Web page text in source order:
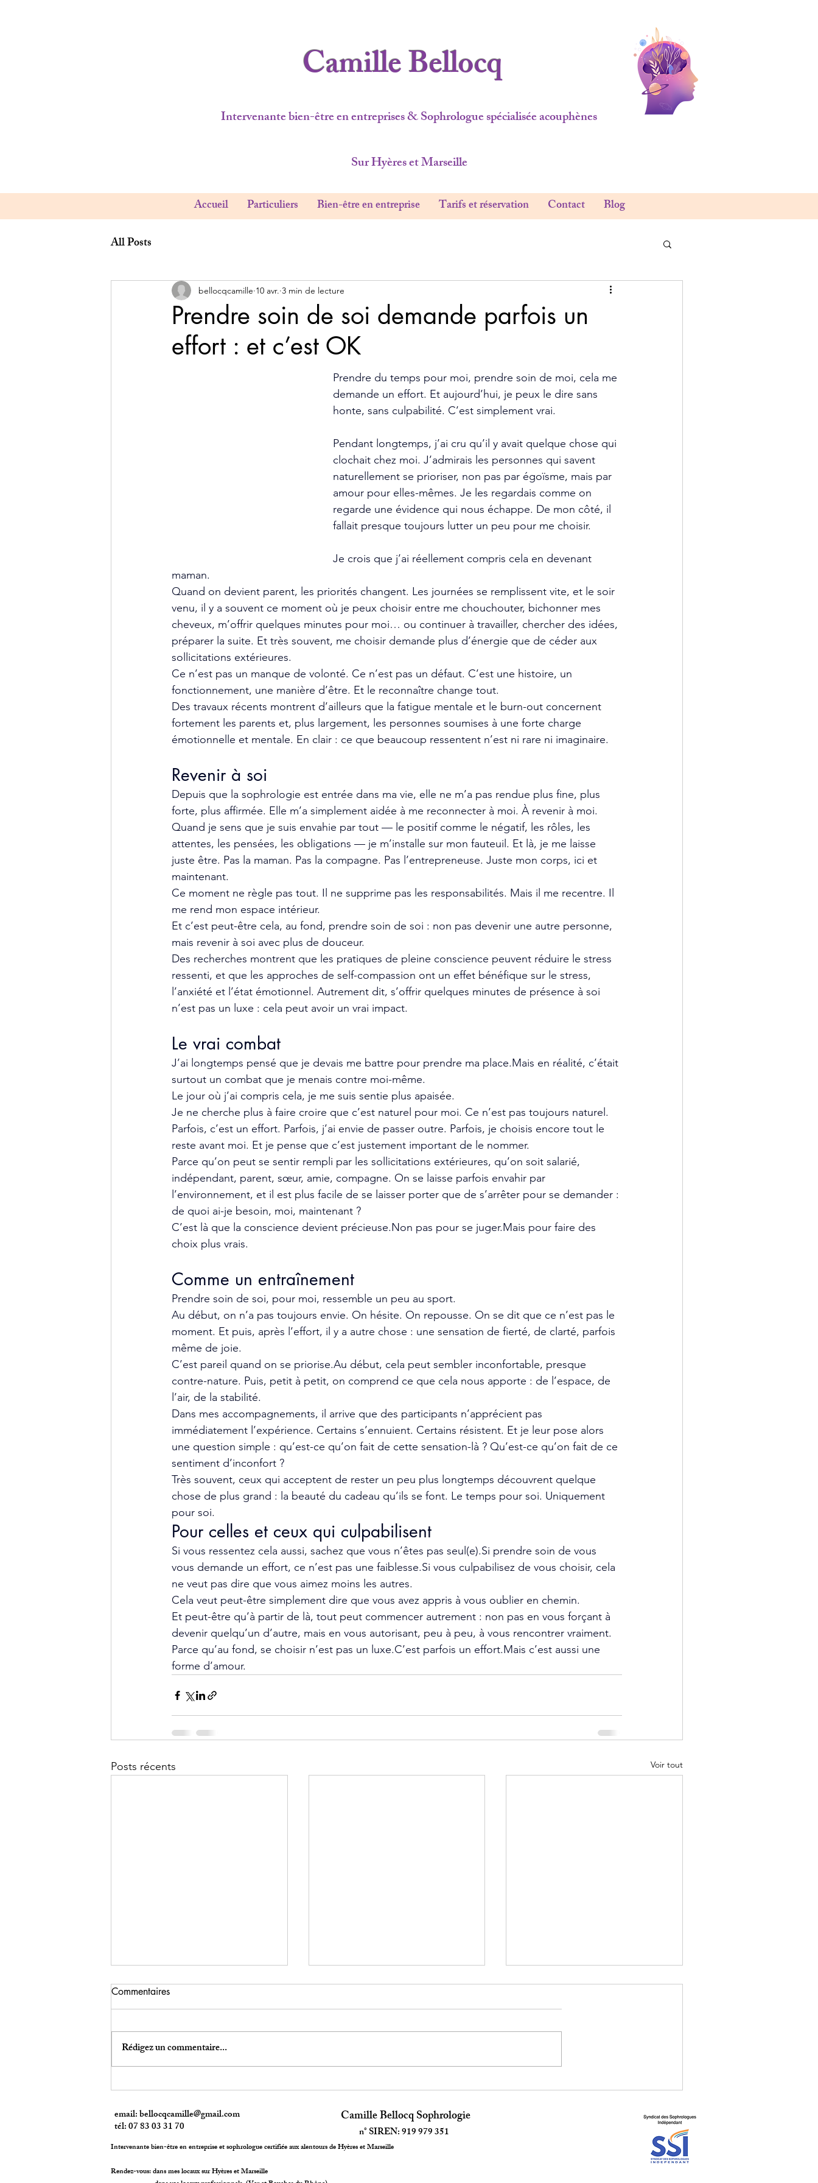
Camille Bellocq
Intervenante bien-être en entreprises & Sophrologue spécialisée acouphènes
Sur Hyères et Marseille
Accueil Particuliers Bien-être en entreprise Tarifs et réservation Contact
Blog
All Posts
Prendre soin de soi demande parfois un
effort : et c’est OK
bellocqcamille 10 avr. 3 min de lecture
Prendre du temps pour moi, prendre soin de moi, cela me
demande un effort. Et aujourd’hui, je peux le dire sans
honte, sans culpabilité. C’est simplement vrai.
Pendant longtemps, j’ai cru qu’il y avait quelque chose qui
clochait chez moi. J’admirais les personnes qui savent
naturellement se prioriser, non pas par égoïsme, mais par
amour pour elles-mêmes. Je les regardais comme on
regarde une évidence qui nous échappe. De mon côté, il
fallait presque toujours lutter un peu pour me choisir.
Je crois que j’ai réellement compris cela en devenant
maman.
Quand on devient parent, les priorités changent. Les journées se remplissent vite, et le soir
venu, il y a souvent ce moment où je peux choisir entre me chouchouter, bichonner mes
cheveux, m’offrir quelques minutes pour moi… ou continuer à travailler, chercher des idées,
préparer la suite. Et très souvent, me choisir demande plus d’énergie que de céder aux
sollicitations extérieures.
Ce n’est pas un manque de volonté. Ce n’est pas un défaut. C’est une histoire, un
fonctionnement, une manière d’être. Et le reconnaître change tout.
Des travaux récents montrent d’ailleurs que la fatigue mentale et le burn-out concernent
fortement les parents et, plus largement, les personnes soumises à une forte charge
émotionnelle et mentale. En clair : ce que beaucoup ressentent n’est ni rare ni imaginaire.
Revenir à soi
Depuis que la sophrologie est entrée dans ma vie, elle ne m’a pas rendue plus fine, plus
forte, plus affirmée. Elle m’a simplement aidée à me reconnecter à moi. À revenir à moi.
Quand je sens que je suis envahie par tout — le positif comme le négatif, les rôles, les
attentes, les pensées, les obligations — je m’installe sur mon fauteuil. Et là, je me laisse
juste être. Pas la maman. Pas la compagne. Pas l’entrepreneuse. Juste mon corps, ici et
maintenant.
Ce moment ne règle pas tout. Il ne supprime pas les responsabilités. Mais il me recentre. Il
me rend mon espace intérieur.
Et c’est peut-être cela, au fond, prendre soin de soi : non pas devenir une autre personne,
mais revenir à soi avec plus de douceur.
Des recherches montrent que les pratiques de pleine conscience peuvent réduire le stress
ressenti, et que les approches de self-compassion ont un effet bénéfique sur le stress,
l’anxiété et l’état émotionnel. Autrement dit, s’offrir quelques minutes de présence à soi
n’est pas un luxe : cela peut avoir un vrai impact.
Le vrai combat
J’ai longtemps pensé que je devais me battre pour prendre ma place.Mais en réalité, c’était
surtout un combat que je menais contre moi-même.
Le jour où j’ai compris cela, je me suis sentie plus apaisée.
Je ne cherche plus à faire croire que c’est naturel pour moi. Ce n’est pas toujours naturel.
Parfois, c’est un effort. Parfois, j’ai envie de passer outre. Parfois, je choisis encore tout le
reste avant moi. Et je pense que c’est justement important de le nommer.
Parce qu’on peut se sentir rempli par les sollicitations extérieures, qu’on soit salarié,
indépendant, parent, sœur, amie, compagne. On se laisse parfois envahir par
l’environnement, et il est plus facile de se laisser porter que de s’arrêter pour se demander :
de quoi ai-je besoin, moi, maintenant ?
C’est là que la conscience devient précieuse.Non pas pour se juger.Mais pour faire des
choix plus vrais.
Comme un entraînement
Prendre soin de soi, pour moi, ressemble un peu au sport.
Au début, on n’a pas toujours envie. On hésite. On repousse. On se dit que ce n’est pas le
moment. Et puis, après l’effort, il y a autre chose : une sensation de fierté, de clarté, parfois
même de joie.
C’est pareil quand on se priorise.Au début, cela peut sembler inconfortable, presque
contre-nature. Puis, petit à petit, on comprend ce que cela nous apporte : de l’espace, de
l’air, de la stabilité.
Dans mes accompagnements, il arrive que des participants n’apprécient pas
immédiatement l’expérience. Certains s’ennuient. Certains résistent. Et je leur pose alors
une question simple : qu’est-ce qu’on fait de cette sensation-là ? Qu’est-ce qu’on fait de ce
sentiment d’inconfort ?
Très souvent, ceux qui acceptent de rester un peu plus longtemps découvrent quelque
chose de plus grand : la beauté du cadeau qu’ils se font. Le temps pour soi. Uniquement
pour soi.
Pour celles et ceux qui culpabilisent
Si vous ressentez cela aussi, sachez que vous n’êtes pas seul(e).Si prendre soin de vous
vous demande un effort, ce n’est pas une faiblesse.Si vous culpabilisez de vous choisir, cela
ne veut pas dire que vous aimez moins les autres.
Cela veut peut-être simplement dire que vous avez appris à vous oublier en chemin.
Et peut-être qu’à partir de là, tout peut commencer autrement : non pas en vous forçant à
devenir quelqu’un d’autre, mais en vous autorisant, peu à peu, à vous rencontrer vraiment.
Parce qu’au fond, se choisir n’est pas un luxe.C’est parfois un effort.Mais c’est aussi une
forme d’amour.
Posts récents Voir tout
Oser prendre sa place sans
maman (im)parfaite
Comment j'ai Décidé de
pensées
Quand ton corps parle :
Commentaires
Rédigez un commentaire...
email:bellocqcamille@gmail.com
tél: 07 83 03 31 70
Camille Bellocq Sophrologie
n° SIREN: 919 979 351
Intervenante bien-être en entreprise et sophrologue certifiée aux alentours de Hyères et Marseille
Rendez-vous: dans mes locaux sur Hyères et Marseille